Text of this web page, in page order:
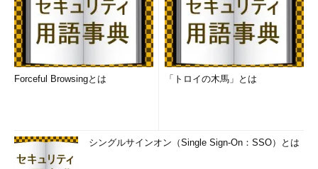
Forceful Browsingとは 「トロイの木馬」とは
シングルサインオン（Single Sign-On：SSO）とは